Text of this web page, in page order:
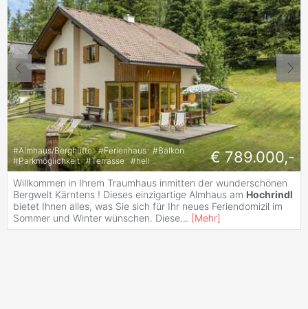
#Almhaus/Berghütte #Ferienhaus #Balkon
#Parkmöglichkeit #Terrasse #hell € 789.000,-
Willkommen in Ihrem Traumhaus inmitten der wunderschönen
Bergwelt Kärntens ! Dieses einzigartige Almhaus am Hochrindl
bietet Ihnen alles, was Sie sich für Ihr neues Feriendomizil im
Sommer und Winter wünschen. Diese... [Mehr]